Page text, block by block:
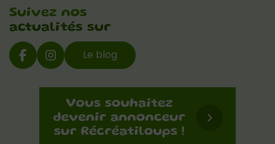
Suivez nos
actualités sur
Le blog